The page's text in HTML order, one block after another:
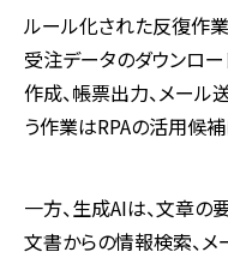
ルール化された反復作業
受注データのダウンロー
作成、帳票出力、メール
う作業はRPAの活用候補
一方、生成AIは、文章の
文書からの情報検索、